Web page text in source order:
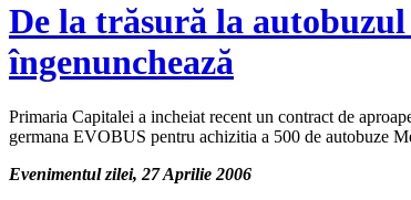
De la trăsură la autobuzul
îngenunchează
Primaria Capitalei a incheiat recent un contract de
germana EVOBUS pentru achizitia a 500 de autobuze
Evenimentul zilei, 27 Aprilie 2006